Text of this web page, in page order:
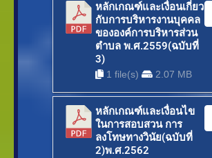
หลักเกณฑ์และเงื่อนเกี่ยว
กับการบริหารงานบุคคล
ขององค์การบริหารส่วน
ตำบล พ.ศ.2559(ฉบับที่
3)
1 file(s) 2.07 MB
หลักเกณฑ์และเงื่อนไข
ในการสอบสวน การ
ลงโทษทางวินัย(ฉบับที่
2)พ.ศ.2562